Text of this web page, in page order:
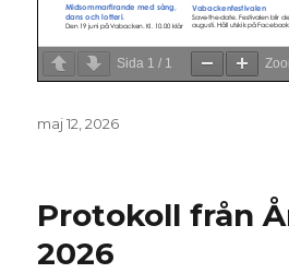
Sida 1 / 1
Postat
maj 12, 2026
Protokoll från
2026